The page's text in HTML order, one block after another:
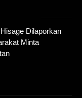
Dilaporkan
Minta